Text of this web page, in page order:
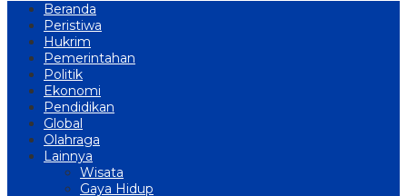
Beranda
Peristiwa
Hukrim
Pemerintahan
Politik
Ekonomi
Pendidikan
Global
Olahraga
Lainnya
Wisata
Gaya Hidup